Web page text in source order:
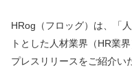
HRog（フロッグ）は、「
トとした人材業界（HR業
プレスリリースをご紹介い